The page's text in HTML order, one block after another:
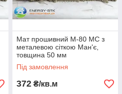
Мат прошивний М-80 МС з
металевою сіткою Ман'є,
товщина 50 мм
Під замовлення
372 ₴/кв.м